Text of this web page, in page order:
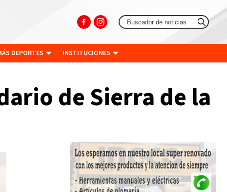
DEPORTES INSTITUCIONES
de Sierra de la